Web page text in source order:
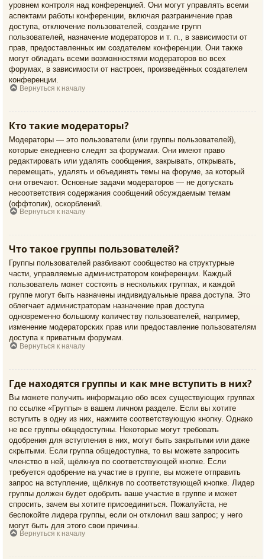
уровнем контроля над конференцией. Они могут управлять всеми
аспектами работы конференции, включая разграничение прав
доступа, отключение пользователей, создание групп
пользователей, назначение модераторов и т. п., в зависимости от
прав, предоставленных им создателем конференции. Они также
могут обладать всеми возможностями модераторов во всех
форумах, в зависимости от настроек, произведённых создателем
конференции.
Вернуться к началу
Кто такие модераторы?
Модераторы — это пользователи (или группы пользователей),
которые ежедневно следят за форумами. Они имеют право
редактировать или удалять сообщения, закрывать, открывать,
перемещать, удалять и объединять темы на форуме, за который
они отвечают. Основные задачи модераторов — не допускать
несоответствия содержания сообщений обсуждаемым темам
(оффтопик), оскорблений.
Вернуться к началу
Что такое группы пользователей?
Группы пользователей разбивают сообщество на структурные
части, управляемые администратором конференции. Каждый
пользователь может состоять в нескольких группах, и каждой
группе могут быть назначены индивидуальные права доступа. Это
облегчает администраторам назначение прав доступа
одновременно большому количеству пользователей, например,
изменение модераторских прав или предоставление пользователям
доступа к приватным форумам.
Вернуться к началу
Где находятся группы и как мне вступить в них?
Вы можете получить информацию обо всех существующих группах
по ссылке «Группы» в вашем личном разделе. Если вы хотите
вступить в одну из них, нажмите соответствующую кнопку. Однако
не все группы общедоступны. Некоторые могут требовать
одобрения для вступления в них, могут быть закрытыми или даже
скрытыми. Если группа общедоступна, то вы можете запросить
членство в ней, щёлкнув по соответствующей кнопке. Если
требуется одобрение на участие в группе, вы можете отправить
запрос на вступление, щёлкнув по соответствующей кнопке. Лидер
группы должен будет одобрить ваше участие в группе и может
спросить, зачем вы хотите присоединиться. Пожалуйста, не
беспокойте лидера группы, если он отклонил ваш запрос; у него
могут быть для этого свои причины.
Вернуться к началу